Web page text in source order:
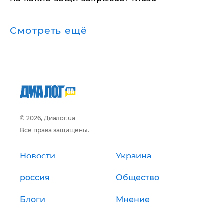
Смотреть ещё
© 2026, Диалог.ua
Все права защищены.
Новости Украина
россия Общество
Блоги Мнение